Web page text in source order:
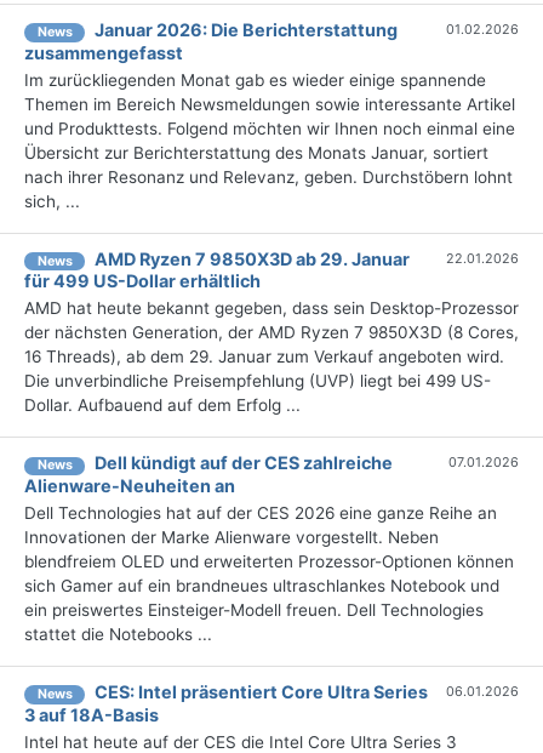
News
Januar 2026: Die Bericht­erstattung
zusammengefasst
01.02.2026
Im zurückliegenden Monat gab es wieder einige spannende
Themen im Bereich Newsmeldungen sowie interessante Artikel
und Produkttests. Folgend möchten wir Ihnen noch einmal eine
Übersicht zur Berichterstattung des Monats Januar, sortiert
nach ihrer Resonanz und Relevanz, geben. Durchstöbern lohnt
sich, ...
News
AMD Ryzen 7 9850X3D ab 29. Januar
für 499 US-Dollar erhältlich
22.01.2026
AMD hat heute bekannt gegeben, dass sein Desktop-Prozessor
der nächsten Generation, der AMD Ryzen 7 9850X3D (8 Cores,
16 Threads), ab dem 29. Januar zum Verkauf angeboten wird.
Die unverbindliche Preisempfehlung (UVP) liegt bei 499 US-
Dollar. Aufbauend auf dem Erfolg ...
News
Dell kündigt auf der CES zahlreiche
Alienware-Neuheiten an
07.01.2026
Dell Technologies hat auf der CES 2026 eine ganze Reihe an
Innovationen der Marke Alienware vorgestellt. Neben
blendfreiem OLED und erweiterten Prozessor-Optionen können
sich Gamer auf ein brandneues ultraschlankes Notebook und
ein preiswertes Einsteiger-Modell freuen. Dell Technologies
stattet die Notebooks ...
News
CES: Intel präsentiert Core Ultra Series
3 auf 18A-Basis
06.01.2026
Intel hat heute auf der CES die Intel Core Ultra Series 3